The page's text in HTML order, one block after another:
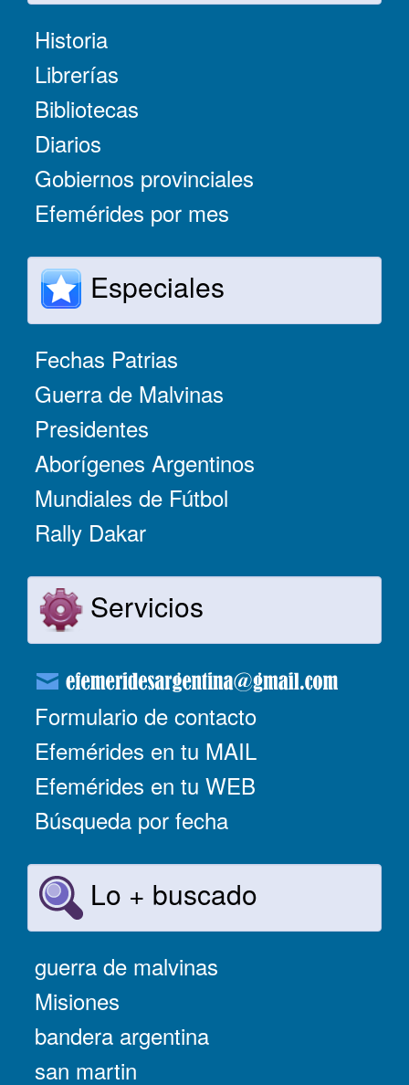
Historia
Librerías
Bibliotecas
Diarios
Gobiernos provinciales
Efemérides por mes
Especiales
Fechas Patrias
Guerra de Malvinas
Presidentes
Aborígenes Argentinos
Mundiales de Fútbol
Rally Dakar
Servicios
Formulario de contacto
Efemérides en tu MAIL
Efemérides en tu WEB
Búsqueda por fecha
Lo + buscado
guerra de malvinas
Misiones
bandera argentina
san martin